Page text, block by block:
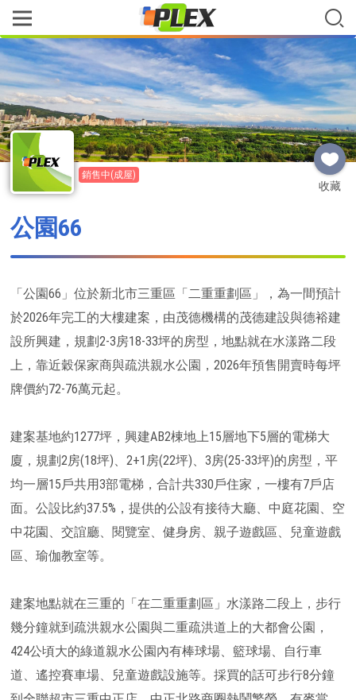
收藏
銷售中(成屋)
公園66
「公園66」位於新北市三重區「二重重劃區」，為一間預計
於2026年完工的大樓建案，由茂德機構的茂德建設與德裕建
設所興建，規劃2-3房18-33坪的房型，地點就在水漾路二段
上，靠近穀保家商與疏洪親水公園，2026年預售開賣時每坪
牌價約72-76萬元起。
建案基地約1277坪，興建AB2棟地上15層地下5層的電梯大
廈，規劃2房(18坪)、2+1房(22坪)、3房(25-33坪)的房型，平
均一層15戶共用3部電梯，合計共330戶住家，一樓有7戶店
面。公設比約37.5%，提供的公設有接待大廳、中庭花園、空
中花園、交誼廳、閱覽室、健身房、親子遊戲區、兒童遊戲
區、瑜伽教室等。
建案地點就在三重的「在二重重劃區」水漾路二段上，步行
幾分鐘就到疏洪親水公園與二重疏洪道上的大都會公園，
424公頃大的綠道親水公園內有棒球場、籃球場、自行車
道、遙控賽車場、兒童遊戲設施等。採買的話可步行8分鐘